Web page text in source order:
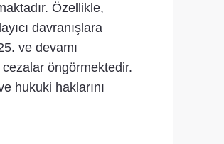
Özellikle,
davranışlara
ve devamı
cezalar öngörmektedir.
hukuki haklarını